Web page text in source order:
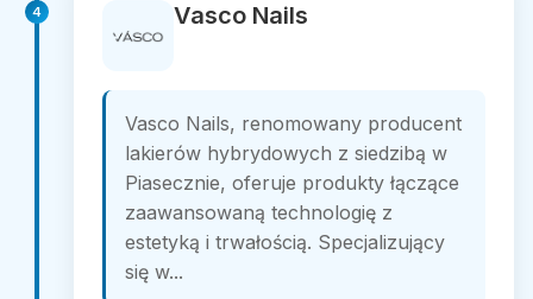
4 Vasco Nails
Vasco Nails, renomowany producent
lakierów hybrydowych z siedzibą w
Piasecznie, oferuje produkty łączące
zaawansowaną technologię z
estetyką i trwałością. Specjalizujący
się w...